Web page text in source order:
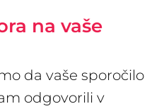
na vaše
da vaše sporočilo
odgovorili v